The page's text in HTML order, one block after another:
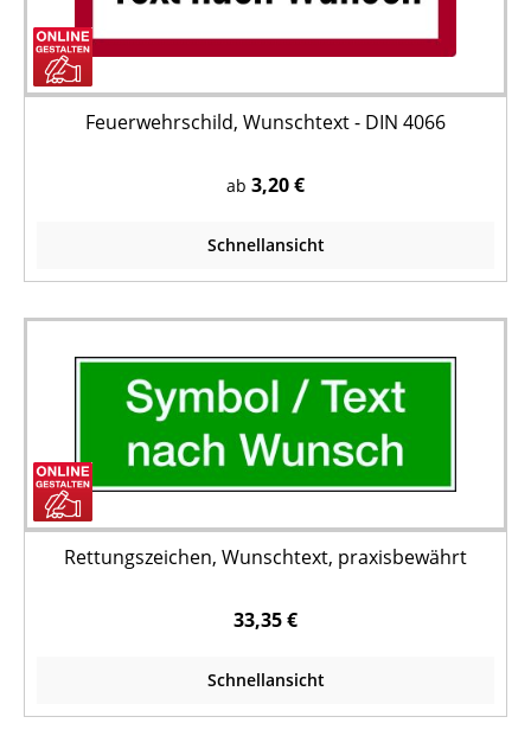
Feuerwehrschild, Wunschtext - DIN 4066
ab 3,20 €
Schnellansicht
Rettungszeichen, Wunschtext, praxisbewährt
33,35 €
Schnellansicht